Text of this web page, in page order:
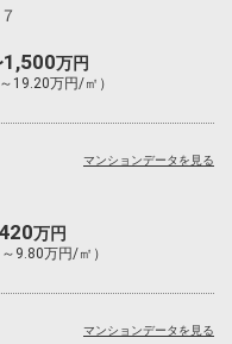
1,500万円
19.20万円/㎡）
420万円
9.80万円/㎡）
マンションデータを見る
マンションデータを見る